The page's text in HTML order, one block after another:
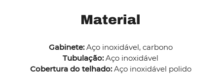
Material
Gabinete:Aço inoxidável, carbono
Tubulação:Aço inoxidável
Cobertura do telhado:Aço inoxidável polido